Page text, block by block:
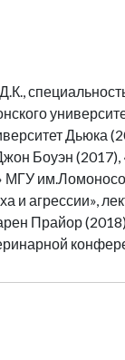
Дьюка
Боуэн
МГУ
и агрессии»,
Прайор